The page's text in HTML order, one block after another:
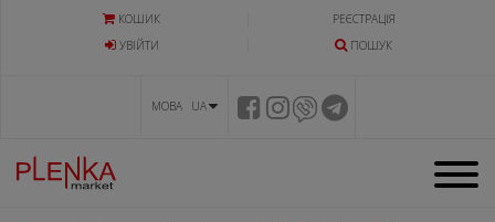
КОШИК
РЕЄСТРАЦІЯ
УВIЙТИ
ПОШУК
МОВА UA